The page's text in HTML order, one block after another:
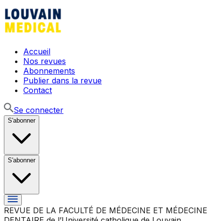
Accueil
Nos revues
Abonnements
Publier dans la revue
Contact
Se connecter
S'abonner
S'abonner
REVUE DE LA FACULTÉ DE MÉDECINE ET MÉDECINE